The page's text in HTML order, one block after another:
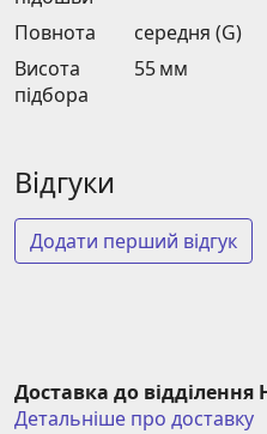
Повнота
середня (G)
Висота
підбора
55 мм
Відгуки
Додати перший відгук
Доставка до
Детальніше про доставку